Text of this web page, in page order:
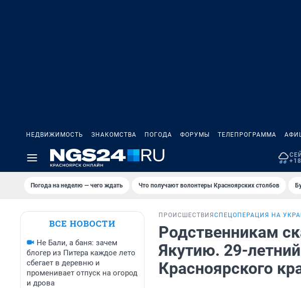
НЕДВИЖИМОСТЬ ЗНАКОМСТВА ПОГОДА ФОРУМЫ ТЕЛЕПРОГРАММА
Погода на неделю — чего ждать Что получают волонтеры Красноярских столбов
ВСЕ НОВОСТИ
Не Бали, а баня: зачем
блогер из Питера каждое лето
сбегает в деревню и
променивает отпуск на огород
и дрова
ПРОИСШЕСТВИЯ СПЕЦОПЕРАЦИЯ НА
Родственникам
Якутию. 29-
Красноярского